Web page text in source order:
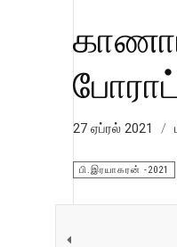
27 ஏப்ரல் 2021
பி.இரயாகரன் -2021